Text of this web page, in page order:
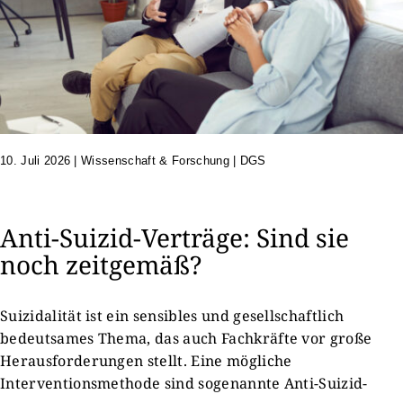
10. Juli 2026 |Wissenschaft & Forschung | DGS
Anti-Suizid-Verträge: Sind sie
noch zeitgemäß?
Suizidalität ist ein sensibles und gesellschaftlich
bedeutsames Thema, das auch Fachkräfte vor große
Herausforderungen stellt. Eine mögliche
Interventionsmethode sind sogenannte Anti-Suizid-